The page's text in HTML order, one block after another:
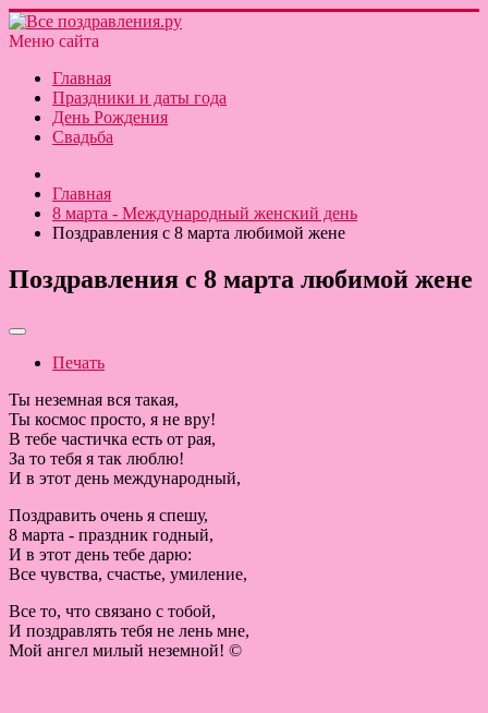
Меню сайта
Главная
Праздники и даты года
День Рождения
Свадьба
Главная
8 марта - Международный женский день
Поздравления с 8 марта любимой жене
Поздравления с 8 марта любимой жене
Печать
Ты неземная вся такая,
Ты космос просто, я не вру!
В тебе частичка есть от рая,
За то тебя я так люблю!
И в этот день международный,
Поздравить очень я спешу,
8 марта - праздник годный,
И в этот день тебе дарю:
Все чувства, счастье, умиление,
Все то, что связано с тобой,
И поздравлять тебя не лень мне,
Мой ангел милый неземной! ©